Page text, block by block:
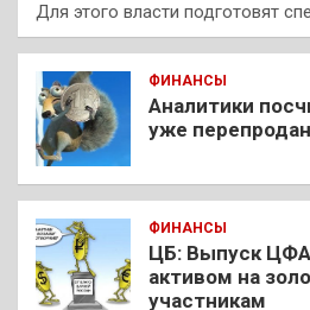
Для этого власти подготовят
ФИНАНСЫ
Аналитики
уже перепродан
ФИНАНСЫ
ЦБ: Выпуск
активом на
участникам